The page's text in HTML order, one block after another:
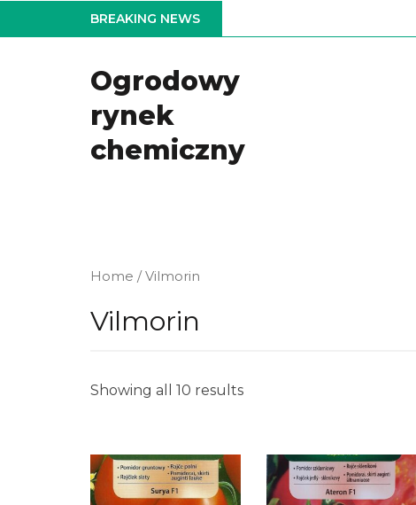
to
BREAKING NEWS
Ogrodowy
rynek
chemiczny
Home / Vilmorin
Vilmorin
Showing all 10 results